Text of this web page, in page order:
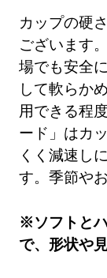
カップの硬
ございます
場でも安全
して軟らか
用できる程
ード」はカ
くく減速し
す。季節や
※ソフトと
で、形状や